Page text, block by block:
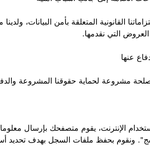
القانونية المتعلقة بأمن البيانات،
التي نقدمها.
مشروعة لحماية حقوقنا المشروعة
الإنترنت، يقوم متصفحك بإرسال
ونقوم بحفظ ملفات السجل بهدف تحديد